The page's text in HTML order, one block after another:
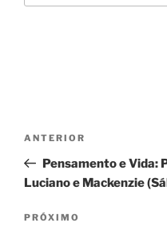
Post
Post
anterior
ANTERIOR
Pensamento e Vida:
Luciano e Mackenzie
Próximo
PRÓXIMO